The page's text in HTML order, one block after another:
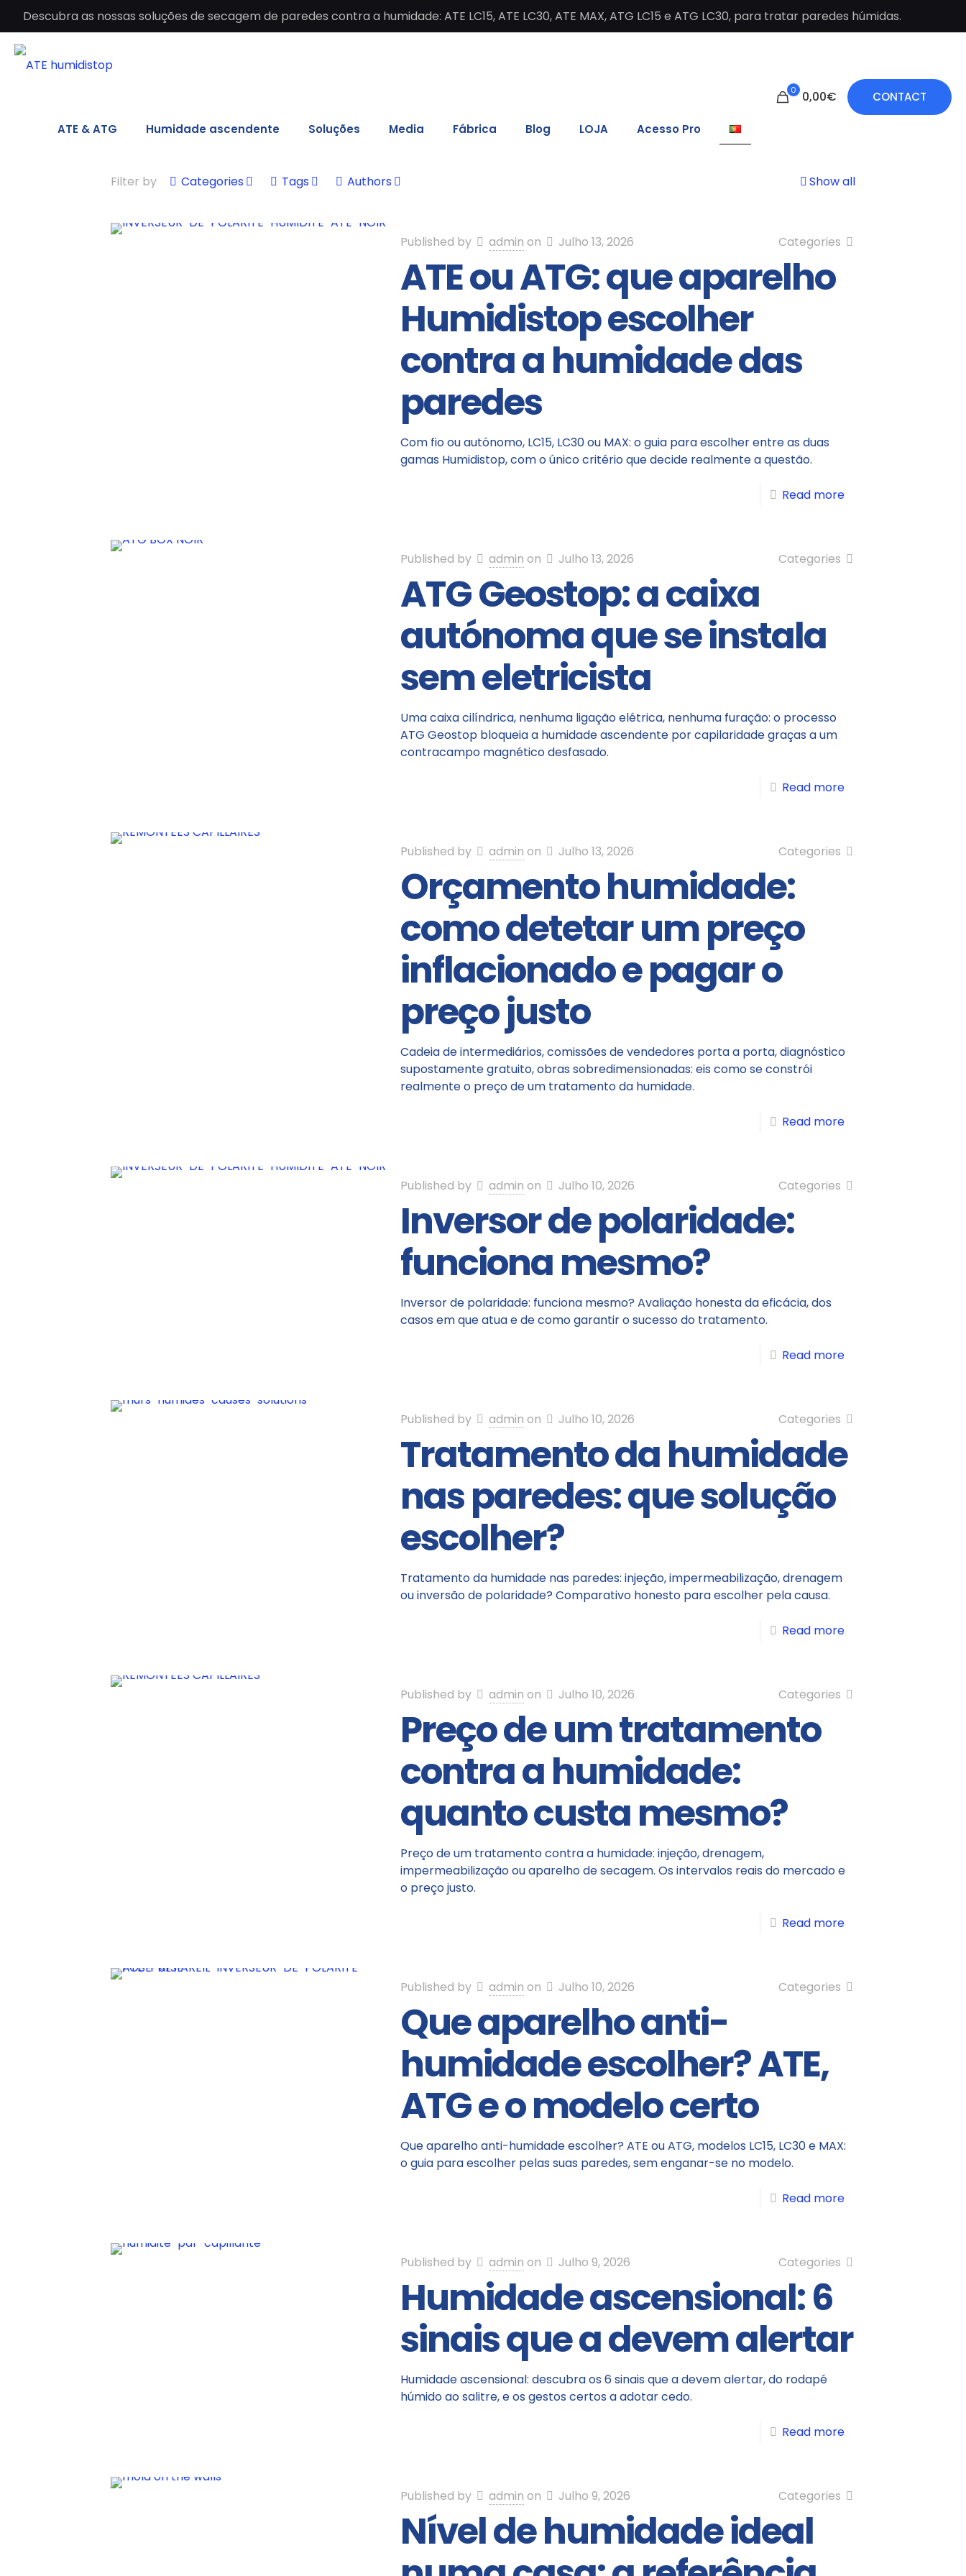
Descubra as nossas soluções de secagem de paredes contra a humidade: ATE LC15, ATE LC30, ATE MAX, ATG LC15 e ATG LC30, para tratar paredes húmidas.
ATE & ATG Humidade ascendente Soluções Media Fábrica Blog LOJA Acesso Pro
0 0,00€ CONTACT
Filter by Categories Tags Authors Show all
Published by admin on Julho 13, 2026 Categories
ATE ou ATG: que aparelho
Humidistop escolher
contra a humidade das
paredes
Com fio ou autónomo, LC15, LC30 ou MAX: o guia para escolher entre as duas
gamas Humidistop, com o único critério que decide realmente a questão.
Read more
Published by admin on Julho 13, 2026 Categories
ATG Geostop: a caixa
autónoma que se instala
sem eletricista
Uma caixa cilíndrica, nenhuma ligação elétrica, nenhuma furação: o processo
ATG Geostop bloqueia a humidade ascendente por capilaridade graças a um
contracampo magnético desfasado.
Read more
Published by admin on Julho 13, 2026 Categories
Orçamento humidade:
como detetar um preço
inflacionado e pagar o
preço justo
Cadeia de intermediários, comissões de vendedores porta a porta, diagnóstico
supostamente gratuito, obras sobredimensionadas: eis como se constrói
realmente o preço de um tratamento da humidade.
Read more
Published by admin on Julho 10, 2026 Categories
Inversor de polaridade:
funciona mesmo?
Inversor de polaridade: funciona mesmo? Avaliação honesta da eficácia, dos
casos em que atua e de como garantir o sucesso do tratamento.
Read more
Published by admin on Julho 10, 2026 Categories
Tratamento da humidade
nas paredes: que solução
escolher?
Tratamento da humidade nas paredes: injeção, impermeabilização, drenagem
ou inversão de polaridade? Comparativo honesto para escolher pela causa.
Read more
Published by admin on Julho 10, 2026 Categories
Preço de um tratamento
contra a humidade:
quanto custa mesmo?
Preço de um tratamento contra a humidade: injeção, drenagem,
impermeabilização ou aparelho de secagem. Os intervalos reais do mercado e
o preço justo.
Read more
Published by admin on Julho 10, 2026 Categories
Que aparelho anti-
humidade escolher? ATE,
ATG e o modelo certo
Que aparelho anti-humidade escolher? ATE ou ATG, modelos LC15, LC30 e MAX:
o guia para escolher pelas suas paredes, sem enganar-se no modelo.
Read more
Published by admin on Julho 9, 2026 Categories
Humidade ascensional: 6
sinais que a devem alertar
Humidade ascensional: descubra os 6 sinais que a devem alertar, do rodapé
húmido ao salitre, e os gestos certos a adotar cedo.
Read more
Published by admin on Julho 9, 2026 Categories
Nível de humidade ideal